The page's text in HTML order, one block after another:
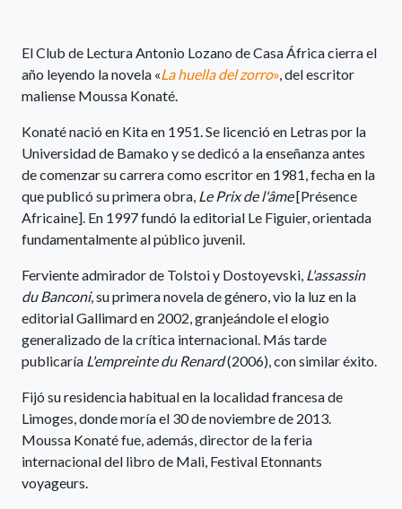
El Club de Lectura Antonio Lozano de Casa África cierra el
año leyendo la novela «La huella del zorro», del escritor
maliense Moussa Konaté.
Konaté nació en Kita en 1951. Se licenció en Letras por la
Universidad de Bamako y se dedicó a la enseñanza antes
de comenzar su carrera como escritor en 1981, fecha en la
que publicó su primera obra, Le Prix de l'âme[Présence
Africaine]. En 1997 fundó la editorial Le Figuier, orientada
fundamentalmente al público juvenil.
Ferviente admirador de Tolstoi y Dostoyevski, L'assassin
du Banconi, su primera novela de género, vio la luz en la
editorial Gallimard en 2002, granjeándole el elogio
generalizado de la crítica internacional. Más tarde
publicaría L'empreinte du Renard(2006), con similar éxito.
Fijó su residencia habitual en la localidad francesa de
Limoges, donde moría el 30 de noviembre de 2013.
Moussa Konaté fue, además, director de la feria
internacional del libro de Mali, Festival Etonnants
voyageurs.